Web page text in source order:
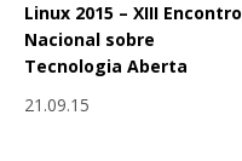
Linux 2015 – XIII Encontro
Nacional sobre
Tecnologia Aberta
21.09.15